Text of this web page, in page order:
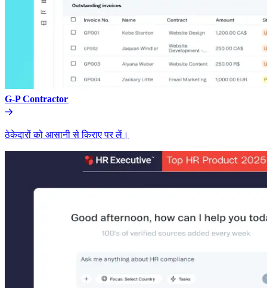
G-P Contractor​​
ठेकेदारों को आसानी से किराए पर लें।​​